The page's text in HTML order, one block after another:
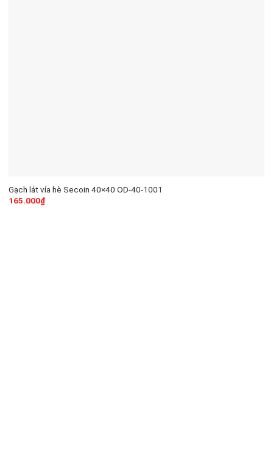
Gạch lát vỉa hè Secoin 40×40 OD-40-1001
165.000₫